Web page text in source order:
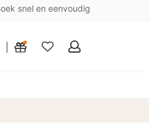
snel en eenvoudig
Mijn